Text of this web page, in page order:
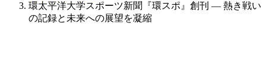
環太平洋大学スポーツ新聞『環スポ』創刊 ― 熱き戦い
の記録と未来への展望を凝縮